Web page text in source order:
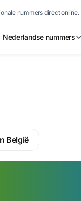
nummers direct online.
Nederlandse nummers
België